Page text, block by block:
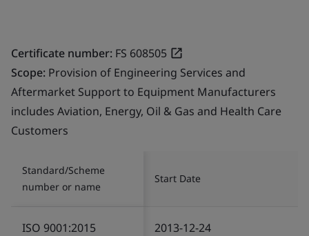
Certificate number: FS 608505
Scope: Provision of Engineering Services and
Aftermarket Support to Equipment Manufacturers
includes Aviation, Energy, Oil & Gas and Health Care
Customers
Standard/Scheme
number or name
Start Date
ISO 9001:2015 2013-12-24